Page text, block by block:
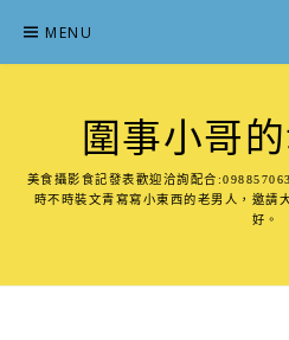
content
MENU
圍事小哥
美食攝影食記發表歡迎洽詢配合
時不時裝文青寫寫小東西的老男人，邀請
好。